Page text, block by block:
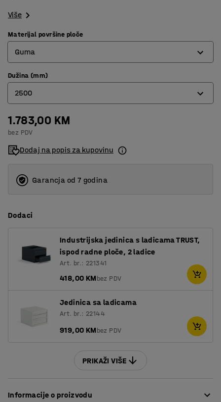
Više
Materijal površine ploče
Guma
Guma
Hrast parket
Laminat
Metal
Tvrda ploča
Vinil
Dužina (mm)
2500
1500
2000
2500
1.783,00 KM
bez PDV
Dodaj na popis za kupovinu
Garancja od 7 godina
Dodaci
Industrijska jedinica s ladicama TRUST,
ispod radne ploče, 2 ladice
Art. br.: 221341
418,00 KMbez PDV
Jedinica sa ladicama
Art. br.: 22144
919,00 KMbez PDV
PRIKAŽI VIŠE
Informacije o proizvodu